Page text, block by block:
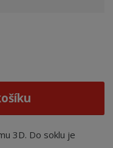
3D. Do soklu je